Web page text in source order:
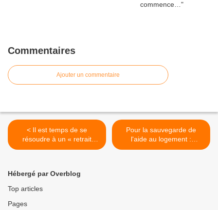
Commentaires
Ajouter un commentaire
< Il est temps de se
résoudre à un « retrait
honorable » du projet Tokyo
Pour la sauvegarde de
l'aide au logement :
entretien avec Ken
Hébergé par Overblog
Top articles
Pages